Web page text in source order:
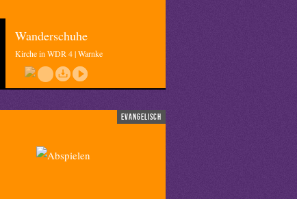
Wanderschuhe
Kirche in WDR 4 | Warnke
evangelisch